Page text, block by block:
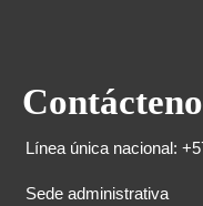
Línea única nacional:
Sede administrativa